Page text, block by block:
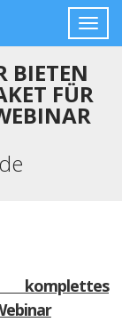
BIETEN
FÜR
komplettes